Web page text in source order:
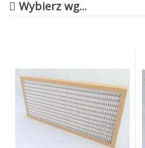
Wybierz wg...